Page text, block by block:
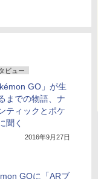
ビュー
GO」が生
までの物語、ナ
ティックとポケ
聞く
2016年9月27日
GOに「ARブ